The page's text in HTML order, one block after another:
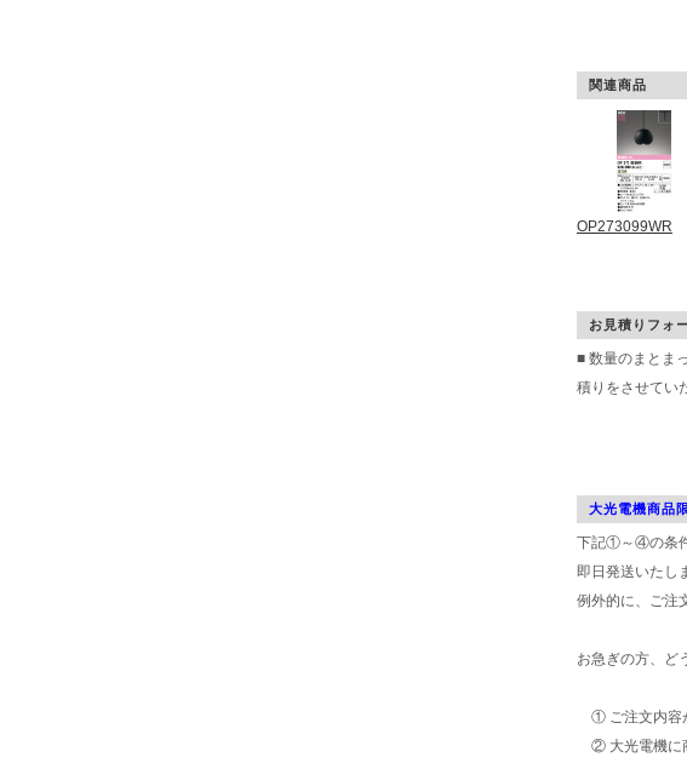
関連商品
OP273099WR
お見積りフォ
■ 数量のまとま
積りをさせてい
大光電機商品
下記①～④の条件
即日発送いたし
例外的に、ご注
お急ぎの方、ど
① ご注文内容
② 大光電機に